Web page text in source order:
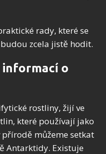
rady, které se
zcela jistě hodit.
informací o
rostliny, žijí ve
které používají jako
můžeme setkat
Antarktidy. Existuje